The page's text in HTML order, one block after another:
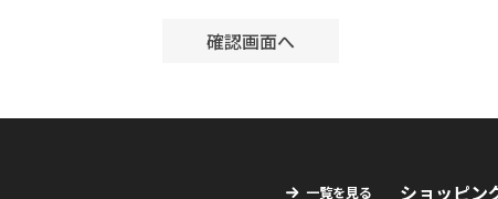
一覧を見る ショッピン